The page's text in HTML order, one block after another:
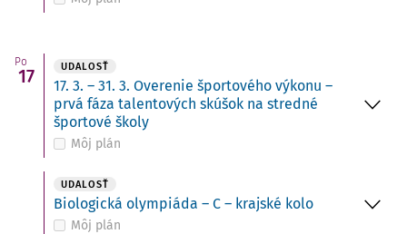
Po
17 UDALOSŤ
17. 3. – 31. 3. Overenie športového výkonu –
prvá fáza talentových skúšok na stredné
športové školy
Môj plán
UDALOSŤ
Biologická olympiáda – C – krajské kolo
Môj plán